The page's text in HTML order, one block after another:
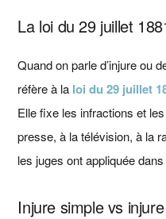
La loi du 29 juillet
Quand on parle d’injure ou
réfère à la loi du 29 juillet
Elle fixe les infractions et
presse, à la télévision, à la
les juges ont appliquée
Injure simple vs